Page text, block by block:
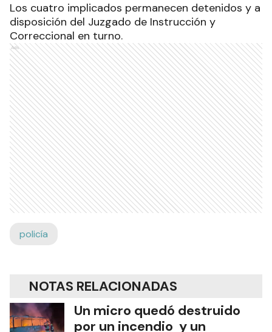
Los cuatro implicados permanecen detenidos y a
disposición del Juzgado de Instrucción y
Correccional en turno.
Ads
policía
NOTAS RELACIONADAS
Un micro quedó destruido
por un incendio y un